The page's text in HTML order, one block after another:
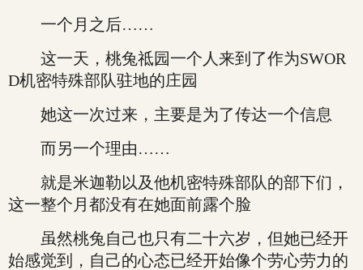
一个月之后……
这一天，桃兔祗园一个人来到了作为SWOR
D机密特殊部队驻地的庄园
她这一次过来，主要是为了传达一个信息
而另一个理由……
就是米迦勒以及他机密特殊部队的部下们，
这一整个月都没有在她面前露个脸
虽然桃兔自己也只有二十六岁，但她已经开
始感觉到，自己的心态已经开始像个劳心劳力的